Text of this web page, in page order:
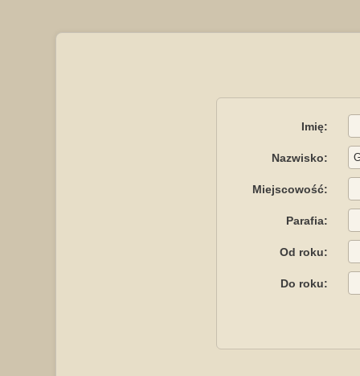
Imię:
Nazwisko:
Miejscowość:
Parafia:
Od roku:
Do roku: